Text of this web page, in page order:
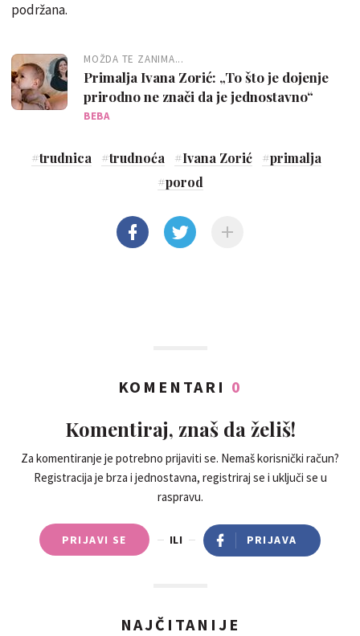
podržana.
MOŽDA TE ZANIMA...
Primalja Ivana Zorić: „To što je dojenje
prirodno ne znači da je jednostavno“
BEBA
#trudnica #trudnoća #Ivana Zorić #primalja
#porod
KOMENTARI 0
Komentiraj, znaš da želiš!
Za komentiranje je potrebno prijaviti se. Nemaš korisnički račun?
Registracija je brza i jednostavna, registriraj se i uključi se u
raspravu.
PRIJAVI SE ILI PRIJAVA
NAJČITANIJE